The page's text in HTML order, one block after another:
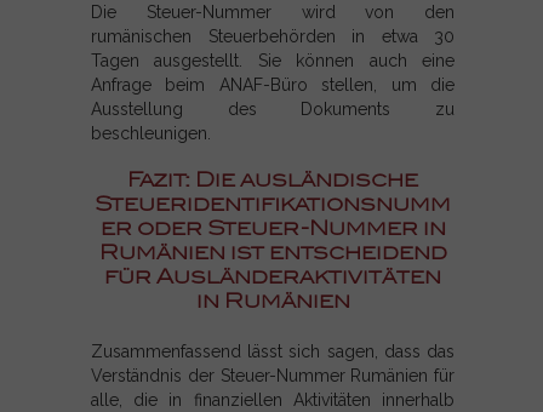
Die Steuer-Nummer wird von den
rumänischen Steuerbehörden in etwa 30
Tagen ausgestellt. Sie können auch eine
Anfrage beim ANAF-Büro stellen, um die
Ausstellung des Dokuments zu
beschleunigen.
Fazit: Die ausländische
Steueridentifikationsnumm
er oder Steuer-Nummer in
Rumänien ist entscheidend
für Ausländeraktivitäten
in Rumänien
Zusammenfassend lässt sich sagen, dass das
Verständnis der Steuer-Nummer Rumänien für
alle, die in finanziellen Aktivitäten innerhalb